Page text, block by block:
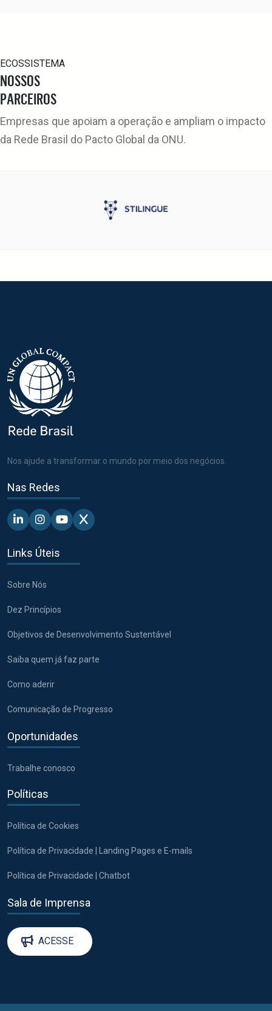
ECOSSISTEMA
NOSSOS
PARCEIROS
Empresas que apoiam a operação e ampliam o impacto
da Rede Brasil do Pacto Global da ONU.
Nos ajude a transformar o mundo por meio dos negócios.
Nas Redes
Linkedin - Pacto Global BR
Instagram - Pacto Global BR
Youtube - Pacto Global BR
X - Pacto Global BR
Links Úteis
Sobre Nós
Dez Princípios
Objetivos de Desenvolvimento Sustentável
Saiba quem já faz parte
Como aderir
Comunicação de Progresso
Oportunidades
Trabalhe conosco
Políticas
Política de Cookies
Política de Privacidade | Landing Pages e E-mails
Política de Privacidade | Chatbot
Sala de Imprensa
ACESSE